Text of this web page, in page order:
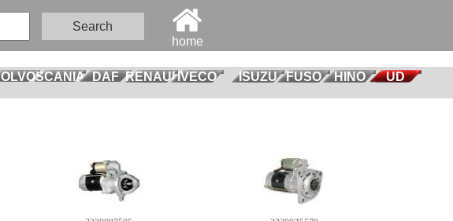
Search
home
SCANIA DAF RENAULTIVECO ISUZU FUSO HINO UD